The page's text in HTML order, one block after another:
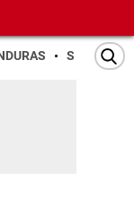
SAN PEDRO